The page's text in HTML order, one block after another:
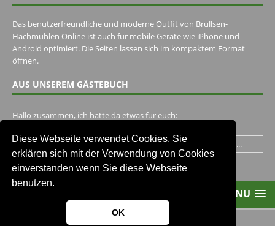
Diese Webseite verwendet Cookies. Sie
erklären sich mit der Verwendung von Cookies
einverstanden wenn Sie diese Webseite
benutzen.
OK
Das benutzerfreundliche und moderne Outfit von Brullsen-
Hachmühlen Online ist auch für mobile Geräte wie iPhone und
Android optimiert. Die Seiten lassen sich im kompaktem Format
öffnen.
AUS UNSEREM GÄSTEBUCH
Hallo zusammen, ich hätte da etwas für euch:
Ich habe ein Jahr im Gasthaus Hugo Pape verbracht..Habe ihn...
Unser Gästebuch besuchen
MENU